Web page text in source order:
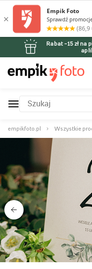
Rabat –15 zł na
empikfoto.pl Wszystkie